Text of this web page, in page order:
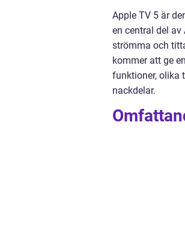
Apple TV 5 är
en central del
strömma och
kommer att ge
funktioner, olika
nackdelar.